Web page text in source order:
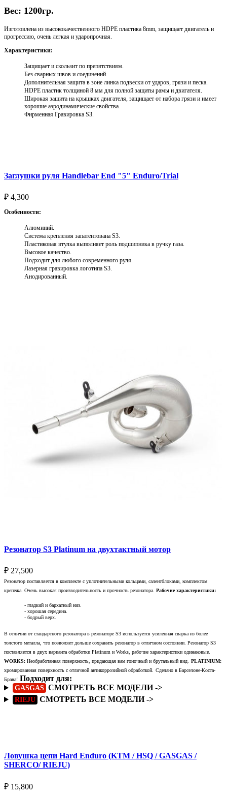
Вес: 1200гр.
Изготовлена из высококачественного HDPE пластика 8mm, защищает двигатель и
прогрессию, очень легкая и ударопрочная.
Характеристики:
Защищает и скользит по препятствиям.
Без сварных швов и соединений.
Дополнительная защита в зоне линка подвески от ударов, грязи и песка.
HDPE пластик толщиной 8 мм для полной защиты рамы и двигателя.
Широкая защита на крышках двигателя, защищает от набора грязи и имеет
хорошие аэродинамические свойства.
Фирменная Гравировка S3.
Заглушки руля Handlebar End "5" Enduro/Trial
₽ 4,300
Особенности:
Алюминий.
Система крепления запатентована S3.
Пластиковая втулка выполняет роль подшипника в ручку газа.
Высокое качество.
Подходит для любого современного руля.
Лазерная гравировка логотипа S3.
Анодированный.
Резонатор S3 Platinum на двухтактный мотор
₽ 27,500
Резонатор поставляется в комплекте с уплотнительными кольцами, салентблоками, комплектом
крепежа. Очень высокая производительность и прочность резонатора. Рабочие характеристики:
- гладкий и бархатный низ.
- хорошая середина.
- бодрый верх.
В отличии от стандартного резонатора в резонаторе S3 используется усиленная сварка из более
толстого металла, что позволяет дольше сохранить резонатор в отличном состоянии. Резонатор S3
поставляется в двух варианта обработки Platinum и Works, рабочие характеристики одинаковые.
WORKS: Необработанная поверхность, придающая вам гоночный и брутальный вид. PLATINIUM:
хромированная поверхность с отличной антикоррозийной обработкой. Сделано в Барселоне-Коста-
Брава! Подходит для:
GASGAS СМОТРЕТЬ ВСЕ МОДЕЛИ ->
RIEJU СМОТРЕТЬ ВСЕ МОДЕЛИ ->
Ловушка цепи Hard Enduro (KTM / HSQ / GASGAS /
SHERCO/ RIEJU)
₽ 15,800